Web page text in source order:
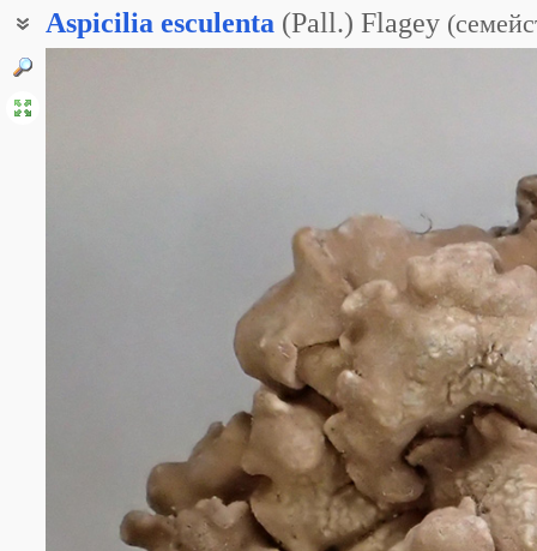
Aspicilia esculenta (Pall.) Flagey (